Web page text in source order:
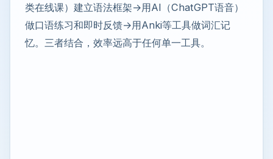
类在线课）建立语法框架→用AI（ChatGPT语音）
做口语练习和即时反馈→用Anki等工具做词汇记
忆。三者结合，效率远高于任何单一工具。